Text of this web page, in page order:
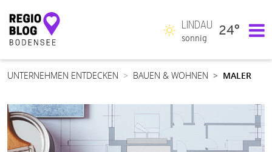
Hauptnavigation
LINDAU
sonnig
24°
UNTERNEHMEN ENTDECKEN BAUEN & WOHNEN MALER